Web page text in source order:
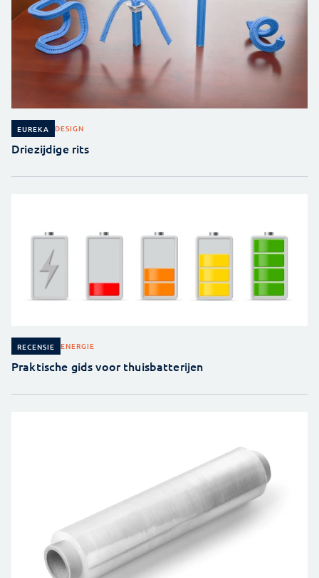
EUREKA DESIGN
Driezijdige rits
RECENSIE ENERGIE
Praktische gids voor thuisbatterijen